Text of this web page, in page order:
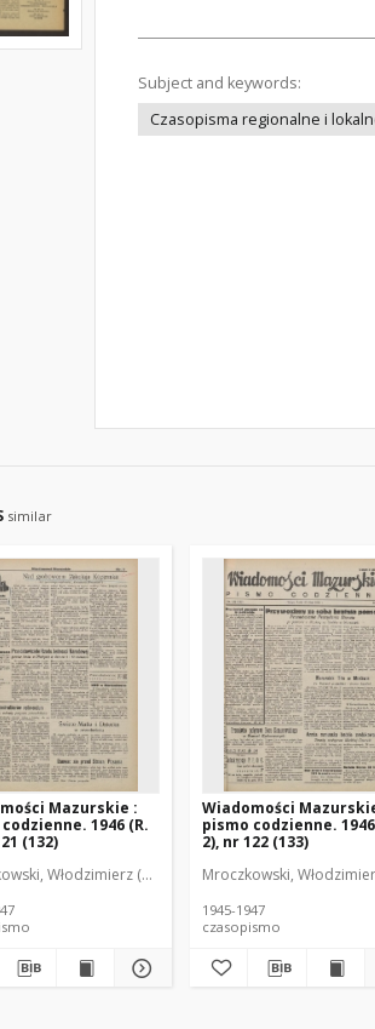
Subject and keywords:
Czasopisma regionalne i
similar
Mazurskie :
1946 (R.
(132)
Włodzimierz (1902-1971). Redaktor
Wiadomości
pismo codzienne.
2), nr 122 (133)
Mroczkowski,
1945-1947
czasopismo